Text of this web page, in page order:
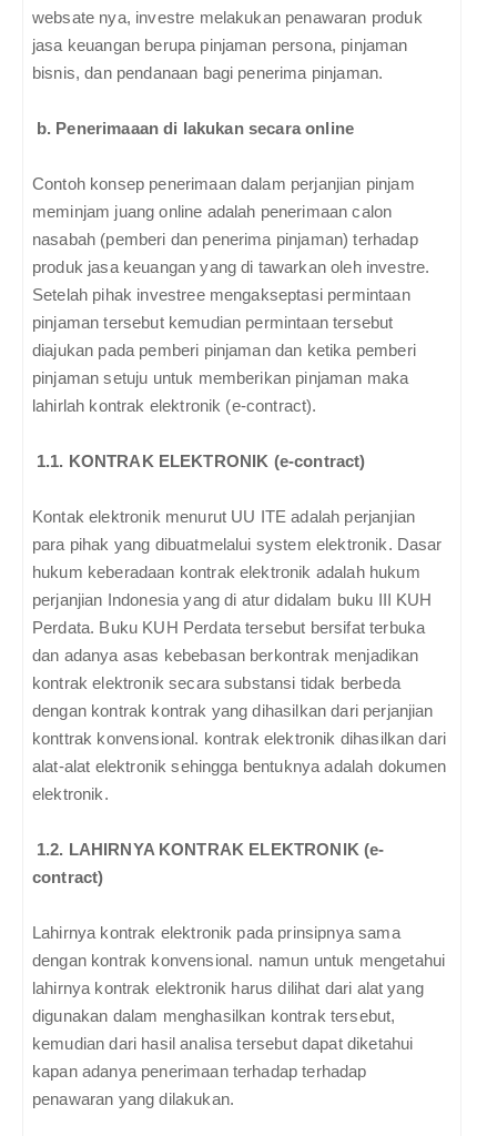
websate nya, investre melakukan penawaran produk
jasa keuangan berupa pinjaman persona, pinjaman
bisnis, dan pendanaan bagi penerima pinjaman.
b. Penerimaaan di lakukan secara online
Contoh konsep penerimaan dalam perjanjian pinjam
meminjam juang online adalah penerimaan calon
nasabah (pemberi dan penerima pinjaman) terhadap
produk jasa keuangan yang di tawarkan oleh investre.
Setelah pihak investree mengakseptasi permintaan
pinjaman tersebut kemudian permintaan tersebut
diajukan pada pemberi pinjaman dan ketika pemberi
pinjaman setuju untuk memberikan pinjaman maka
lahirlah kontrak elektronik (e-contract).
1.1. KONTRAK ELEKTRONIK (e-contract)
Kontak elektronik menurut UU ITE adalah perjanjian
para pihak yang dibuatmelalui system elektronik. Dasar
hukum keberadaan kontrak elektronik adalah hukum
perjanjian Indonesia yang di atur didalam buku III KUH
Perdata. Buku KUH Perdata tersebut bersifat terbuka
dan adanya asas kebebasan berkontrak menjadikan
kontrak elektronik secara substansi tidak berbeda
dengan kontrak kontrak yang dihasilkan dari perjanjian
konttrak konvensional. kontrak elektronik dihasilkan dari
alat-alat elektronik sehingga bentuknya adalah dokumen
elektronik.
1.2. LAHIRNYA KONTRAK ELEKTRONIK (e-
contract)
Lahirnya kontrak elektronik pada prinsipnya sama
dengan kontrak konvensional. namun untuk mengetahui
lahirnya kontrak elektronik harus dilihat dari alat yang
digunakan dalam menghasilkan kontrak tersebut,
kemudian dari hasil analisa tersebut dapat diketahui
kapan adanya penerimaan terhadap terhadap
penawaran yang dilakukan.